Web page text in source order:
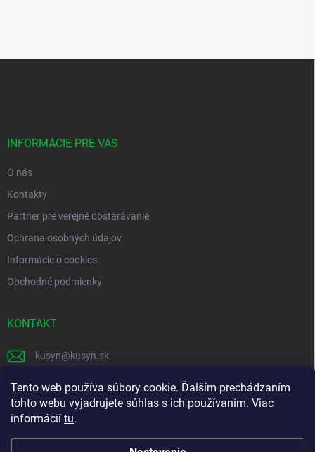
Tento web používa súbory cookie. Ďalším prechádzaním
tohto webu vyjadrujete súhlas s ich používaním. Viac
informácií tu.
INFORMÁCIE PRE VÁS
O nás
Kontakty
Partner pre verejné obstarávanie
Ochrana osobných údajov
Informácie o cookies
Obchodné podmienky
KONTAKT
kusyn@kusyn.sk
+421 903 445 999
labtech_svk